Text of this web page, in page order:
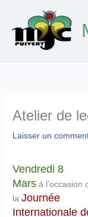
contenu
Atelier de
Laisser un
Vendredi 8
Mars à l’occasion
laJournée
Internationale